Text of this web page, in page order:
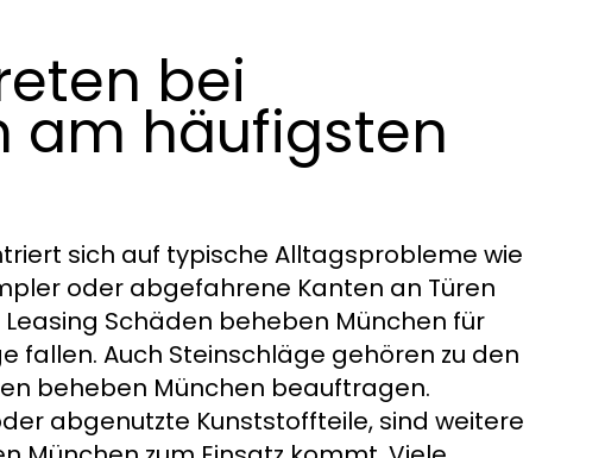
bei
am häufigsten
sich auf typische Alltagsprobleme wie
oder abgefahrene Kanten an Türen
Schäden beheben München für
fallen. Auch Steinschläge gehören zu den
beheben München beauftragen.
abgenutzte Kunststoffteile, sind weitere